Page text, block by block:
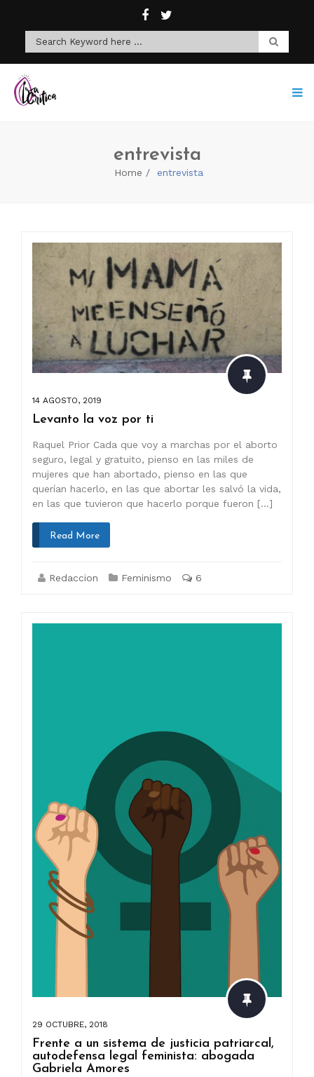
entrevista
Home entrevista
14 AGOSTO, 2019
Levanto la voz por ti
Raquel Prior Cada que voy a marchas por el aborto
seguro, legal y gratuito, pienso en las miles de
mujeres que han abortado, pienso en las que
querían hacerlo, en las que abortar les salvó la vida,
en las que tuvieron que hacerlo porque fueron […]
Read More
Redaccion Feminismo 6
29 OCTUBRE, 2018
Frente a un sistema de justicia patriarcal,
autodefensa legal feminista: abogada
Gabriela Amores